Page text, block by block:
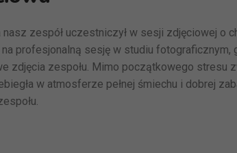
zespół uczestniczył w sesji zdjęciowej o
na profesjonalną sesję w studiu
zdjęcia zespołu. Mimo początkowego stresu
w atmosferze pełnej śmiechu i dobrej